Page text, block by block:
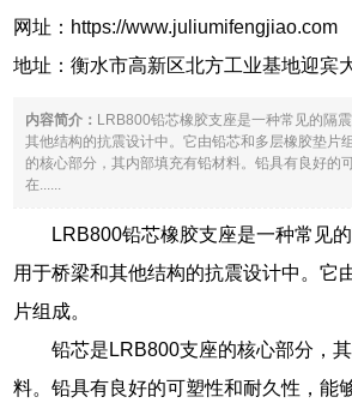
网址： https://www.juliumifengjiao.com
地址：衡水市高新区北方工业基地迎宾
内容简介： LRB800铅芯橡胶支座是一种常见的隔
其他结构的抗震设计中。它由铅芯和多层橡胶垫片
的核心部分，其内部填充有铅材料。铅具有良好的
在......
LRB800铅芯橡胶支座是一种常见
用于桥梁和其他结构的抗震设计中。它
片组成。
铅芯是LRB800支座的核心部分，
料。铅具有良好的可塑性和耐久性，能